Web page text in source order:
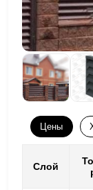
Цены
Слой